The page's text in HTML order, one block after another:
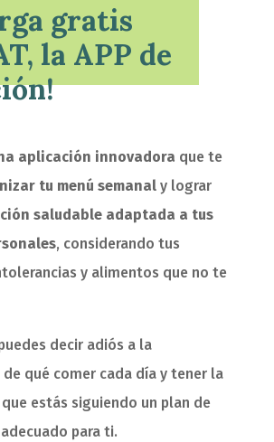
gratis
la APP de
aplicación innovadora que te
tu menú semanaly lograr
saludable adaptada a tus
, considerando tus
y alimentos que no te
puedes decir adiós a la
qué comer cada día y tener la
estás siguiendo un plan de
para ti.